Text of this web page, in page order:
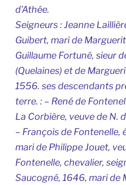
d’Athée.
Seigneurs: Jeanne
Guibert, mari de
Guillaume Fortuné, sieur
(Quelaines) et de
1556. ses descendants
terre. : – René de
La Corbière, veuve de N.
– François de Fontenelle,
mari de Philippe Jouet,
Fontenelle, chevalier,
Saucogné, 1646, mari de